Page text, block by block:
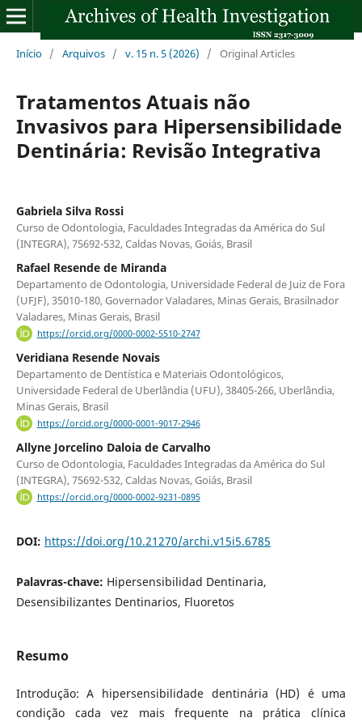
Início / Arquivos / v. 15 n. 5 (2026) / Original Articles
Tratamentos Atuais não
Invasivos para Hipersensibilidade
Dentinária: Revisão Integrativa
Gabriela Silva Rossi
Curso de Odontologia, Faculdades Integradas da América do Sul
(INTEGRA), 75692-532, Caldas Novas, Goiás, Brasil
Rafael Resende de Miranda
Departamento de Odontologia, Universidade Federal de Juiz de Fora
(UFJF), 35010-180, Governador Valadares, Minas Gerais, Brasilnador
Valadares, Minas Gerais, Brasil
https://orcid.org/0000-0002-5510-2747
Veridiana Resende Novais
Departamento de Dentística e Materiais Odontológicos,
Universidade Federal de Uberlândia (UFU), 38405-266, Uberlândia,
Minas Gerais, Brasil
https://orcid.org/0000-0001-9017-2946
Allyne Jorcelino Daloia de Carvalho
Curso de Odontologia, Faculdades Integradas da América do Sul
(INTEGRA), 75692-532, Caldas Novas, Goiás, Brasil
https://orcid.org/0000-0002-9231-0895
DOI: https://doi.org/10.21270/archi.v15i5.6785
Palavras-chave: Hipersensibilidad Dentinaria,
Desensibilizantes Dentinarios, Fluoretos
Resumo
Introdução: A hipersensibilidade dentinária (HD) é uma
condição cada vez mais frequente na prática clínica